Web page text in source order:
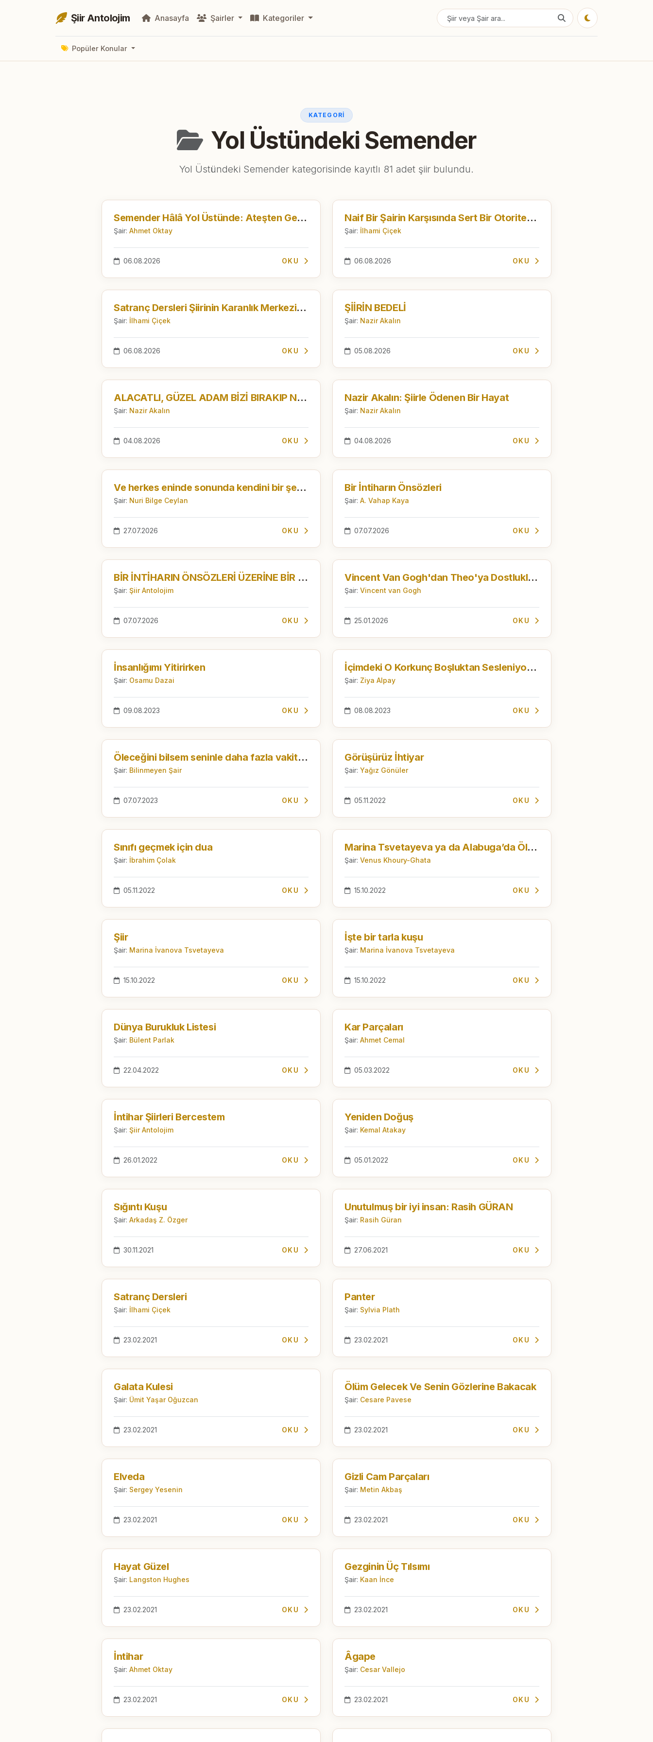
Şiir Antolojim Anasayfa Şairler Kategoriler
Popüler Konular
KATEGORI
Yol Üstündeki Semender
Yol Üstündeki Semender kategorisinde kayıtlı 81 adet şiir bulundu.
Semender Hâlâ Yol Üstünde: Ateşten Geçen Dil, Ölümün Kıyısında Yeniden Doğmak
Şair: Ahmet Oktay
06.08.2026 OKU
Naif Bir Şairin Karşısında Sert Bir Otorite: İlhami Çiçek ve Nuri Pakdil
Şair: İlhami Çiçek
06.08.2026 OKU
Satranç Dersleri Şiirinin Karanlık Merkezine Yaklaşmak
Şair: İlhami Çiçek
06.08.2026 OKU
ŞİİRİN BEDELİ
Şair: Nazir Akalın
05.08.2026 OKU
ALACATLI, GÜZEL ADAM BİZİ BIRAKIP NEREYE?
Şair: Nazir Akalın
04.08.2026 OKU
Nazir Akalın: Şiirle Ödenen Bir Hayat
Şair: Nazir Akalın
04.08.2026 OKU
Ve herkes eninde sonunda kendini bir şekilde masum görecek bir yol bulur
Şair: Nuri Bilge Ceylan
27.07.2026 OKU
Bir İntiharın Önsözleri
Şair: A. Vahap Kaya
07.07.2026 OKU
BİR İNTİHARIN ÖNSÖZLERİ ÜZERİNE BİR DEĞERLENDİRME
Şair: Şiir Antolojim
07.07.2026 OKU
Vincent Van Gogh'dan Theo'ya Dostlukla Mektuplar
Şair: Vincent van Gogh
25.01.2026 OKU
İnsanlığımı Yitirirken
Şair: Osamu Dazai
09.08.2023 OKU
İçimdeki O Korkunç Boşluktan Sesleniyorum
Şair: Ziya Alpay
08.08.2023 OKU
Öleceğini bilsem seninle daha fazla vakit geçirirdim.
Şair: Bilinmeyen Şair
07.07.2023 OKU
Görüşürüz İhtiyar
Şair: Yağız Gönüler
05.11.2022 OKU
Sınıfı geçmek için dua
Şair: İbrahim Çolak
05.11.2022 OKU
Marina Tsvetayeva ya da Alabuga’da Ölmek
Şair: Venus Khoury-Ghata
15.10.2022 OKU
Şiir
Şair: Marina İvanova Tsvetayeva
15.10.2022 OKU
İşte bir tarla kuşu
Şair: Marina İvanova Tsvetayeva
15.10.2022 OKU
Dünya Burukluk Listesi
Şair: Bülent Parlak
22.04.2022 OKU
Kar Parçaları
Şair: Ahmet Cemal
05.03.2022 OKU
İntihar Şiirleri Bercestem
Şair: Şiir Antolojim
26.01.2022 OKU
Yeniden Doğuş
Şair: Kemal Atakay
05.01.2022 OKU
Sığıntı Kuşu
Şair: Arkadaş Z. Özger
30.11.2021 OKU
Unutulmuş bir iyi insan: Rasih GÜRAN
Şair: Rasih Güran
27.06.2021 OKU
Satranç Dersleri
Şair: İlhami Çiçek
23.02.2021 OKU
Panter
Şair: Sylvia Plath
23.02.2021 OKU
Galata Kulesi
Şair: Ümit Yaşar Oğuzcan
23.02.2021 OKU
Ölüm Gelecek Ve Senin Gözlerine Bakacak
Şair: Cesare Pavese
23.02.2021 OKU
Elveda
Şair: Sergey Yesenin
23.02.2021 OKU
Gizli Cam Parçaları
Şair: Metin Akbaş
23.02.2021 OKU
Hayat Güzel
Şair: Langston Hughes
23.02.2021 OKU
Gezginin Üç Tılsımı
Şair: Kaan İnce
23.02.2021 OKU
İntihar
Şair: Ahmet Oktay
23.02.2021 OKU
Âgape
Şair: Cesar Vallejo
23.02.2021 OKU